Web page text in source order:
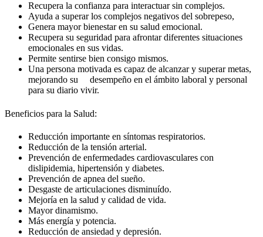
Recupera la confianza para interactuar sin complejos.
Ayuda a superar los complejos negativos del sobrepeso,
Genera mayor bienestar en su salud emocional.
Recupera su seguridad para afrontar diferentes situaciones
emocionales en sus vidas.
Permite sentirse bien consigo mismos.
Una persona motivada es capaz de alcanzar y superar metas,
mejorando su desempeño en el ámbito laboral y personal
para su diario vivir.
Beneficios para la Salud:
Reducción importante en síntomas respiratorios.
Reducción de la tensión arterial.
Prevención de enfermedades cardiovasculares con
dislipidemia, hipertensión y diabetes.
Prevención de apnea del sueño.
Desgaste de articulaciones disminuído.
Mejoría en la salud y calidad de vida.
Mayor dinamismo.
Más energía y potencia.
Reducción de ansiedad y depresión.